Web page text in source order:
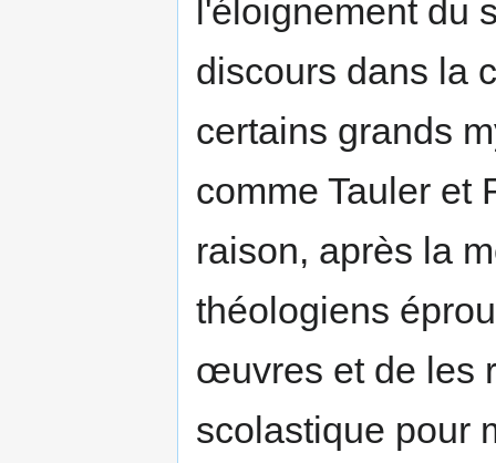
l'éloignement du
discours dans la
certains grands
comme Tauler et
raison, après la
théologiens
œuvres et de les
scolastique pour